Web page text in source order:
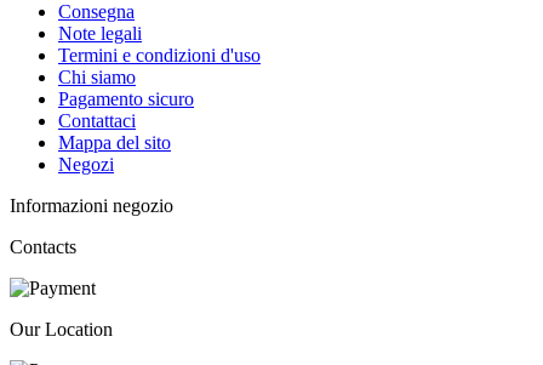
Consegna
Note legali
Termini e condizioni d'uso
Chi siamo
Pagamento sicuro
Contattaci
Mappa del sito
Negozi
Informazioni negozio
Contacts
Our Location